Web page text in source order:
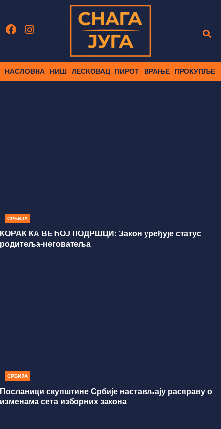
НАСЛОВНА НИШ ЛЕСКОВАЦ ПИРОТ ВРАЊЕ ПРОКУПЉЕ
СРБИЈА
КОРАК КА ВЕЋОЈ ПОДРШЦИ: Закон уређује статус
родитеља-неговатеља
СРБИЈА
Посланици скупштине Србије настављају расправу о
изменама сета изборних закона